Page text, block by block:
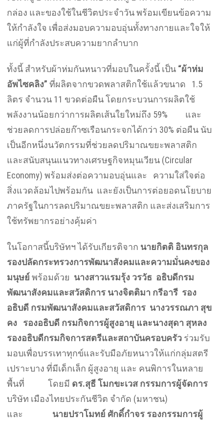
กล่อง และของใช้ในชีวิตประจำวัน พร้อมเขียนข้อความ
ให้กำลังใจ เพื่อส่งมอบความอบอุ่นทั้งทางกายและใจให้
แก่ผู้ที่กำลังประสบความยากลำบาก
ทั้งนี้ สำหรับผ้าห่มกันหนาวที่มอบในครั้งนี้ เป็น “ผ้าห่ม
อัพไซคลิง” ที่ผลิตจากขวดพลาสติกใช้แล้วขนาด 1.5
ลิตร จำนวน 11 ขวดต่อผืน โดยกระบวนการผลิตใช้
พลังงานน้อยกว่าการผลิตเส้นใยใหม่ถึง 59% และ
ช่วยลดการปล่อยก๊าซเรือนกระจกได้กว่า 30% ต่อผืน นับ
เป็นอีกหนึ่งนวัตกรรมที่ช่วยลดปริมาณขยะพลาสติก
และสนับสนุนแนวทางเศรษฐกิจหมุนเวียน (Circular
Economy) พร้อมส่งต่อความอบอุ่นและ ความใส่ใจต่อ
สิ่งแวดล้อมไปพร้อมกัน และยังเป็นการต่อยอดนโยบาย
ภาครัฐในการลดปริมาณขยะพลาสติก และส่งเสริมการ
ใช้ทรัพยากรอย่างคุ้มค่า
ในโอกาสนี้บริษัทฯ ได้รับเกียรติจาก นายกิตติ อินทรกุล
รองปลัดกระทรวงการพัฒนาสังคมและความมั่นคงของ
มนุษย์ พร้อมด้วย นางสาวแรมรุ้ง วรวัธ อธิบดีกรม
พัฒนาสังคมและสวัสดิการ นางจิตติมา กรีอารี รอง
อธิบดี กรมพัฒนาสังคมและสวัสดิการ นางวรรณภา สุข
คง รองอธิบดี กรมกิจการผู้สูงอายุ และนางสุดา สุหลง
รองอธิบดีกรมกิจการสตรีและสถาบันครอบครัว ร่วมรับ
มอบเพื่อบรรเทาทุกข์และรับมือภัยหนาวให้แก่กลุ่มสตรี
เปราะบาง ที่มีเด็กเล็ก ผู้สูงอายุ และ คนพิการในหลาย
พื้นที่ โดยมี ดร.สุธี โมกขะเวส กรรมการผู้จัดการ
บริษัท เมืองไทยประกันชีวิต จำกัด (มหาชน)
และ นายปราโมทย์ ศักดิ์กำจร รองกรรมการผู้